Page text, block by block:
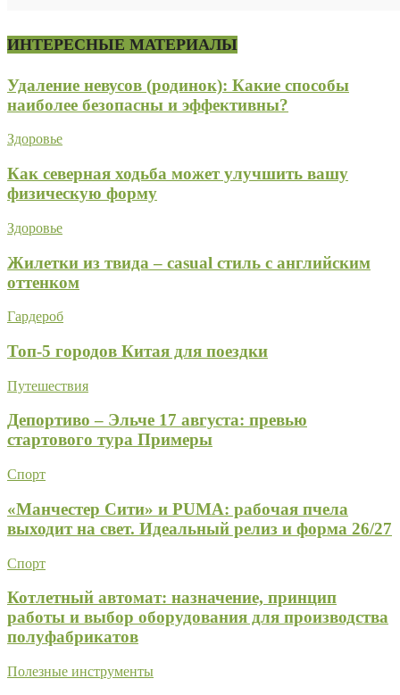
ИНТЕРЕСНЫЕ МАТЕРИАЛЫ
Удаление невусов (родинок): Какие способы
наиболее безопасны и эффективны?
Здоровье
Как северная ходьба может улучшить вашу
физическую форму
Здоровье
Жилетки из твида – casual стиль с английским
оттенком
Гардероб
Топ-5 городов Китая для поездки
Путешествия
Депортиво – Эльче 17 августа: превью
стартового тура Примеры
Спорт
«Манчестер Сити» и PUMA: рабочая пчела
выходит на свет. Идеальный релиз и форма 26/27
Спорт
Котлетный автомат: назначение, принцип
работы и выбор оборудования для производства
полуфабрикатов
Полезные инструменты